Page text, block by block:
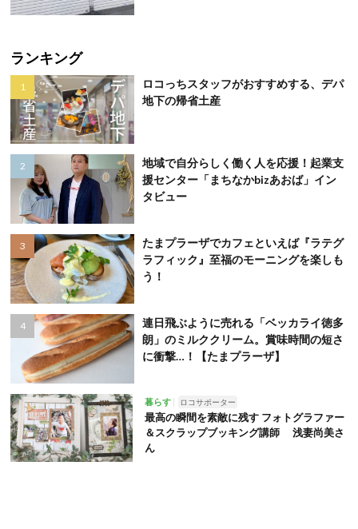
ランキング
ロコっちスタッフがおすすめする、デパ
地下の帰省土産
地域で自分らしく働く人を応援！起業支
援センター「まちなかbizあおば」イン
タビュー
たまプラーザでカフェといえば『ラテグ
ラフィック』至福のモーニングを楽しも
う！
連日飛ぶように売れる「ベッカライ徳多
朗」のミルククリーム。賞味時間の短さ
に衝撃…！【たまプラーザ】
暮らす ロコサポーター
最高の瞬間を素敵に残す フォトグラファー
＆スクラップブッキング講師 浅妻尚美さ
ん